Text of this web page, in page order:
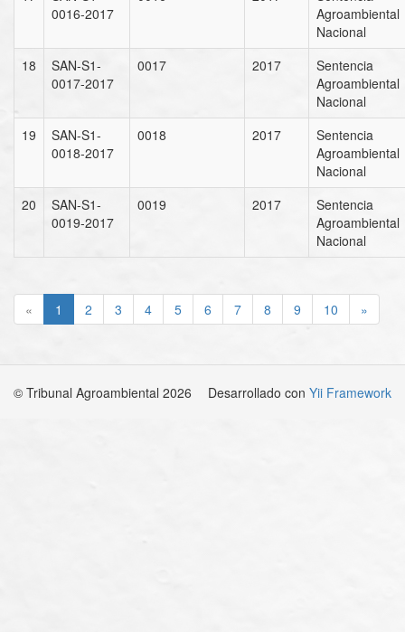
0016-2017
Agroambiental
Nacional
18
SAN-S1-
0017-2017
0017 2017
Sentencia
Agroambiental
Nacional
19
SAN-S1-
0018-2017
0018 2017
Sentencia
Agroambiental
Nacional
20
SAN-S1-
0019-2017
0019 2017
Sentencia
Agroambiental
Nacional
« 1 2 3 4 5 6 7 8 9 10 »
© Tribunal Agroambiental 2026 Desarrollado con Yii Framework